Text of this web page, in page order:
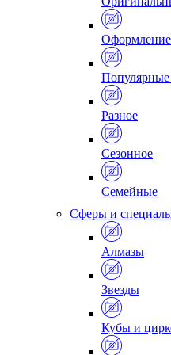
Оформление
Разное
Сезонное
Семейные
Сферы и
Алмазы
Звезды
Кубы и